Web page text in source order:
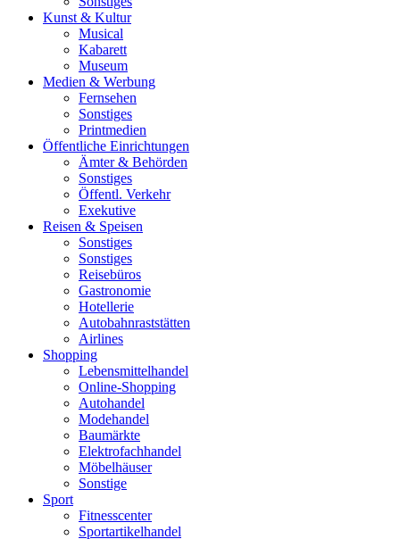
Kunst & Kultur
Musical
Kabarett
Museum
Medien & Werbung
Fernsehen
Sonstiges
Printmedien
Öffentliche Einrichtungen
Ämter & Behörden
Sonstiges
Öffentl. Verkehr
Exekutive
Reisen & Speisen
Sonstiges
Sonstiges
Reisebüros
Gastronomie
Hotellerie
Autobahnraststätten
Airlines
Shopping
Lebensmittelhandel
Online-Shopping
Autohandel
Modehandel
Baumärkte
Elektrofachhandel
Möbelhäuser
Sonstige
Sport
Fitnesscenter
Sportartikelhandel